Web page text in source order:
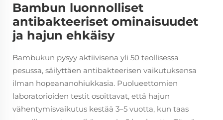
Bambun luonnolliset
antibakteeriset ominaisuudet
ja hajun ehkäisy
Bambukun pysyy aktiivisena yli 50 teollisessa
pesussa, säilyttäen antibakteerisen vaikutuksensa
ilman hopeananohiukkasia. Puolueettomien
laboratorioiden testit osoittavat, että hajun
vähentymisvaikutus kestää 3–5 vuotta, kun taas